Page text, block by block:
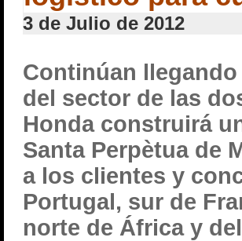
3 de Julio de 2012
Continúan
del sector de las
Honda construirá
Santa Perpètua de
a los clientes y
Portugal, sur de
norte de África y